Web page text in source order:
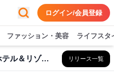
ログイン/会員登録
ファッション・美容 ライフスタ
ガーデンテラス福岡ホテル＆リゾート リリース一覧